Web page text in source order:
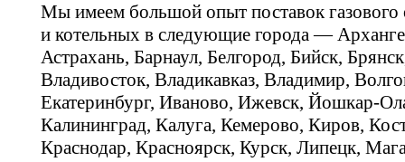
Мы имеем большой опыт поставок газового
и котельных в следующие города —
Астрахань, Барнаул, Белгород, Бийск,
Владивосток, Владикавказ, Владимир,
Екатеринбург, Иваново, Ижевск, Йошкар-
Калининград, Калуга, Кемерово, Киров,
Краснодар, Красноярск, Курск, Липецк,